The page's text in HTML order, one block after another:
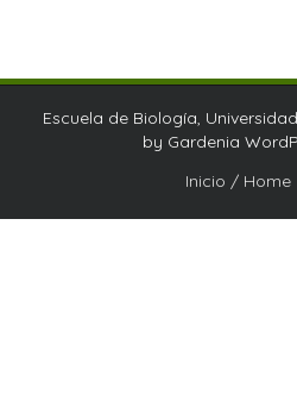
Escuela de Biología,
by Gardenia
Inicio / Home